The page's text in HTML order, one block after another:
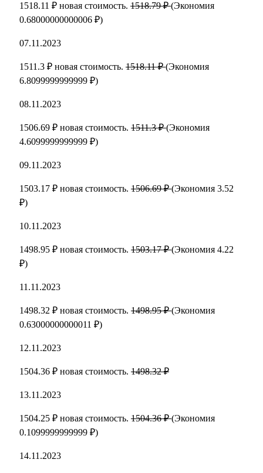
1518.11 ₽ новая стоимость. 1518.79 ₽(Экономия
0.68000000000006 ₽)
07.11.2023
1511.3 ₽ новая стоимость. 1518.11 ₽(Экономия
6.8099999999999 ₽)
08.11.2023
1506.69 ₽ новая стоимость. 1511.3 ₽(Экономия
4.6099999999999 ₽)
09.11.2023
1503.17 ₽ новая стоимость. 1506.69 ₽(Экономия 3.52
₽)
10.11.2023
1498.95 ₽ новая стоимость. 1503.17 ₽(Экономия 4.22
₽)
11.11.2023
1498.32 ₽ новая стоимость. 1498.95 ₽(Экономия
0.63000000000011 ₽)
12.11.2023
1504.36 ₽ новая стоимость. 1498.32 ₽
13.11.2023
1504.25 ₽ новая стоимость. 1504.36 ₽(Экономия
0.1099999999999 ₽)
14.11.2023